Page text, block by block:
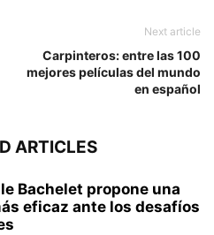
Next article
Carpinteros: entre las 100
mejores películas del mundo
en español
ARTICLES
Bachelet propone una
eficaz ante los desafíos